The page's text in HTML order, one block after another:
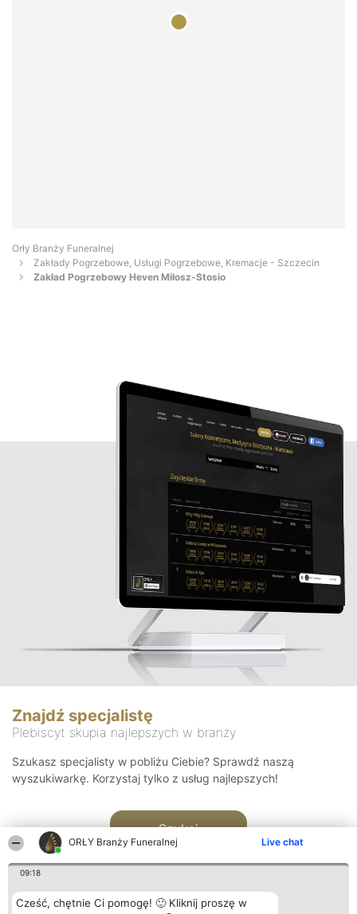
ORŁY Branży Funeralnej Live chat
09:18
Cześć, chętnie Ci pomogę! 🙂 Kliknij proszę w
Orły Branży Funeralnej
Zakłady Pogrzebowe, Usługi Pogrzebowe, Kremacje - Szczecin
Zakład Pogrzebowy Heven Miłosz-Stosio
Znajdź specjalistę
Plebiscyt skupia najlepszych w branży
Szukasz specjalisty w pobliżu Ciebie? Sprawdź naszą
wyszukiwarkę. Korzystaj tylko z usług najlepszych!
Szukaj